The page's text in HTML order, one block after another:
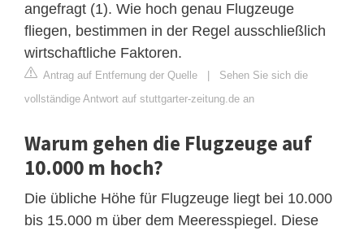
angefragt (1). Wie hoch genau Flugzeuge
fliegen, bestimmen in der Regel ausschließlich
wirtschaftliche Faktoren.
Antrag auf Entfernung der Quelle
Sehen Sie sich die
vollständige Antwort auf stuttgarter-zeitung.de an
Warum gehen die Flugzeuge auf
10.000 m hoch?
Die übliche Höhe für Flugzeuge liegt bei 10.000
bis 15.000 m über dem Meeresspiegel. Diese